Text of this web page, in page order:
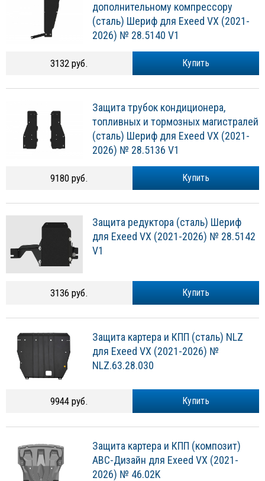
дополнительному компрессору
(сталь) Шериф для Exeed VX (2021-
2026) № 28.5140 V1
Купить
3132 руб.
Защита трубок кондиционера,
топливных и тормозных магистралей
(сталь) Шериф для Exeed VX (2021-
2026) № 28.5136 V1
Купить
9180 руб.
Защита редуктора (сталь) Шериф
для Exeed VX (2021-2026) № 28.5142
V1
Купить
3136 руб.
Защита картера и КПП (сталь) NLZ
для Exeed VX (2021-2026) №
NLZ.63.28.030
Купить
9944 руб.
Защита картера и КПП (композит)
АВС-Дизайн для Exeed VX (2021-
2026) № 46.02K